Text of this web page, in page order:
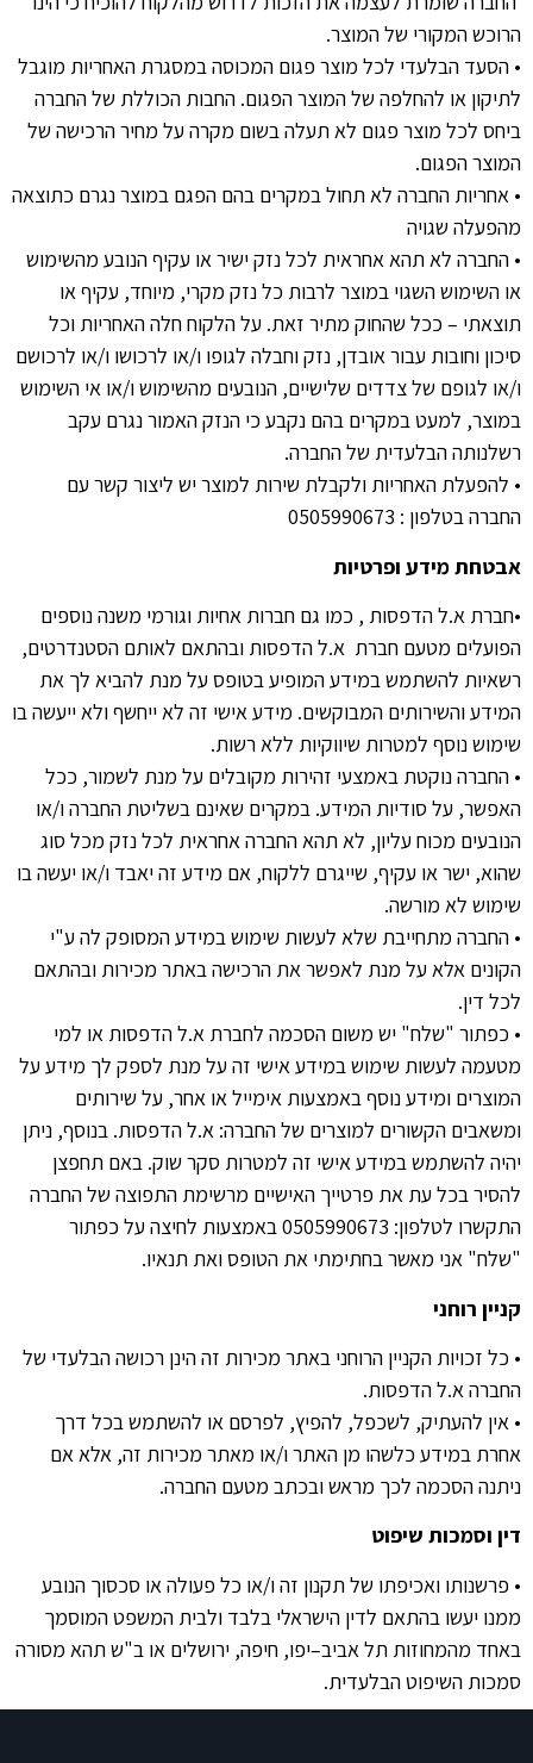
הרוכש המקורי של המוצר.
• הסעד הבלעדי לכל מוצר פגום המכוסה במסגרת האחריות מוגבל
לתיקון או להחלפה של המוצר הפגום. החבות הכוללת של החברה
ביחס לכל מוצר פגום לא תעלה בשום מקרה על מחיר הרכישה של
המוצר הפגום.
• אחריות החברה לא תחול במקרים בהם הפגם במוצר נגרם כתוצאה
מהפעלה שגויה
• החברה לא תהא אחראית לכל נזק ישיר או עקיף הנובע מהשימוש
או השימוש השגוי במוצר לרבות כל נזק מקרי, מיוחד, עקיף או
תוצאתי – ככל שהחוק מתיר זאת. על הלקוח חלה האחריות וכל
סיכון וחובות עבור אובדן, נזק וחבלה לגופו ו/או לרכושו ו/או לרכושם
ו/או לגופם של צדדים שלישיים, הנובעים מהשימוש ו/או אי השימוש
במוצר, למעט במקרים בהם נקבע כי הנזק האמור נגרם עקב
רשלנותה הבלעדית של החברה.
• להפעלת האחריות ולקבלת שירות למוצר יש ליצור קשר עם
החברה בטלפון : 0505990673
אבטחתמידע ופרטיות
•חברת א.ל הדפסות , כמו גם חברות אחיות וגורמי משנה נוספים
הפועלים מטעם חברת א.ל הדפסות ובהתאם לאותם הסטנדרטים,
רשאיות להשתמש במידע המופיע בטופס על מנת להביא לך את
המידע והשירותים המבוקשים. מידע אישי זה לא ייחשף ולא ייעשה בו
שימוש נוסף למטרות שיווקיות ללא רשות.
• החברה נוקטת באמצעי זהירות מקובלים על מנת לשמור, ככל
האפשר, על סודיות המידע. במקרים שאינם בשליטת החברה ו/או
הנובעים מכוח עליון, לא תהא החברה אחראית לכל נזק מכל סוג
שהוא, ישר או עקיף, שייגרם ללקוח, אם מידע זה יאבד ו/או יעשה בו
שימוש לא מורשה.
• החברה מתחייבת שלא לעשות שימוש במידע המסופק לה ע"י
הקונים אלא על מנת לאפשר את הרכישה באתר מכירות ובהתאם
לכל דין.
• כפתור "שלח" יש משום הסכמה לחברת א.ל הדפסות או למי
מטעמה לעשות שימוש במידע אישי זה על מנת לספק לך מידע על
המוצרים ומידע נוסף באמצעות אימייל או אחר, על שירותים
ומשאבים הקשורים למוצרים של החברה: א.ל הדפסות. בנוסף, ניתן
יהיה להשתמש במידע אישי זה למטרות סקר שוק. באם תחפצן
להסיר בכל עת את פרטייך האישיים מרשימת התפוצה של החברה
התקשרו לטלפון: 0505990673
באמצעות לחיצה על כפתור
"שלח" אני מאשר בחתימתי את הטופס ואת תנאיו.
קניין רוחני
• כל זכויות הקניין הרוחני באתר מכירות זה הינן רכושה הבלעדי של
החברה א.ל הדפסות.
• אין להעתיק, לשכפל, להפיץ, לפרסם או להשתמש בכל דרך
אחרת במידע כלשהו מן האתר ו/או מאתר מכירות זה, אלא אם
ניתנה הסכמה לכך מראש ובכתב מטעם החברה.
דין וסמכות שיפוט
• פרשנותו ואכיפתו של תקנון זה ו/או כל פעולה או סכסוך הנובע
ממנו יעשו בהתאם לדין הישראלי בלבד ולבית המשפט המוסמך
באחד מהמחוזות תל אביב–יפו, חיפה, ירושלים או ב"ש תהא מסורה
סמכות השיפוט הבלעדית.